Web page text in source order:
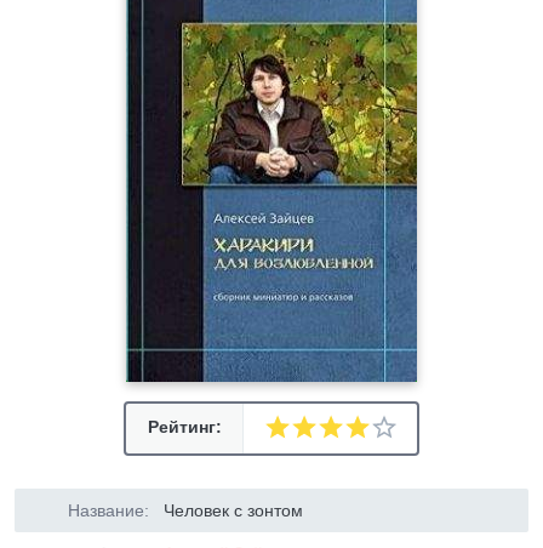
Рейтинг:
Название: Человек с зонтом